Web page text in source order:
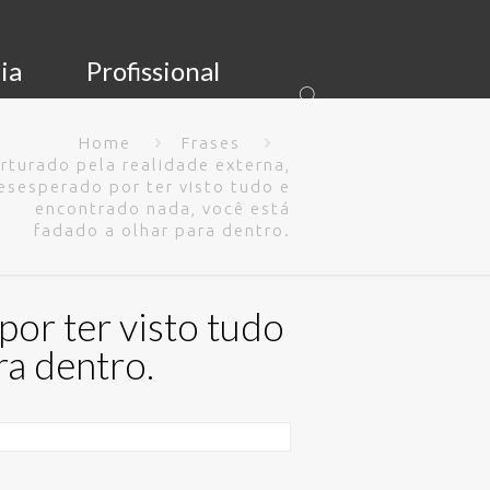
Profissional
Home
Frases
pela realidade externa,
por ter visto tudo e
encontrado nada, você está
fadado a olhar para dentro.
ter visto tudo
dentro.